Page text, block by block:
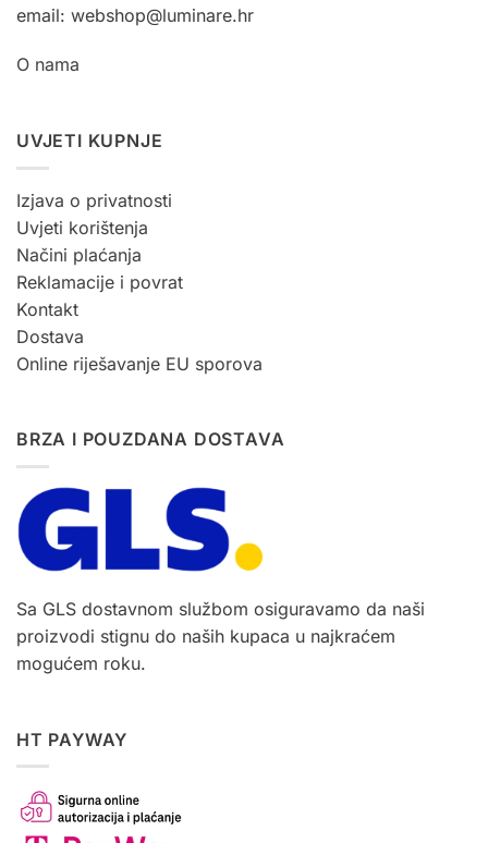
email: webshop@luminare.hr
O nama
UVJETI KUPNJE
Izjava o privatnosti
Uvjeti korištenja
Načini plaćanja
Reklamacije i povrat
Kontakt
Dostava
Online riješavanje EU sporova
BRZA I POUZDANA DOSTAVA
Sa GLS dostavnom službom osiguravamo da naši
proizvodi stignu do naših kupaca u najkraćem
mogućem roku.
HT PAYWAY